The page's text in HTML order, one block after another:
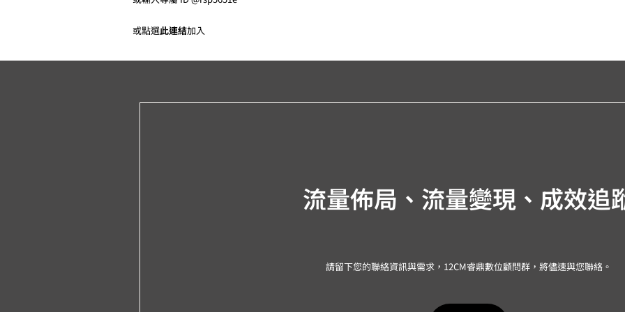
或點選此連結加入
流量佈局、流量變現、成效追
請留下您的聯絡資訊與需求，12CM睿鼎數位顧問群，將儘速與您聯絡。